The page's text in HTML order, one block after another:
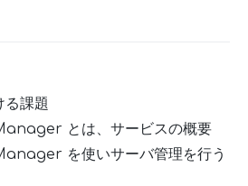
る課題
とは、サービスの概要
を使いサーバ管理を行う